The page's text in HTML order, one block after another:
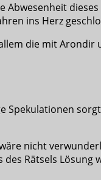
ins Herz
die mit
nicht
Rätsels Lösung